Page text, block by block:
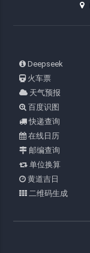
Deepseek
火车票
天气预报
百度识图
快递查询
在线日历
邮编查询
单位换算
黄道吉日
二维码生成